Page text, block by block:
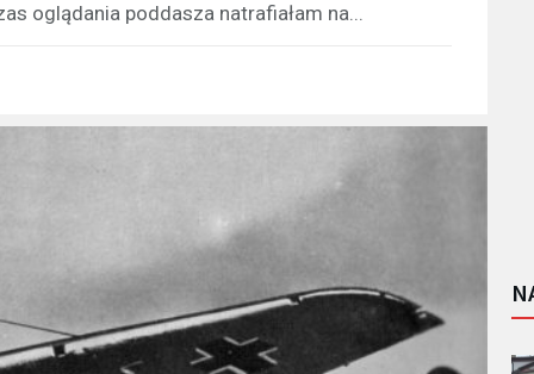
oglądania poddasza natrafiałam na...